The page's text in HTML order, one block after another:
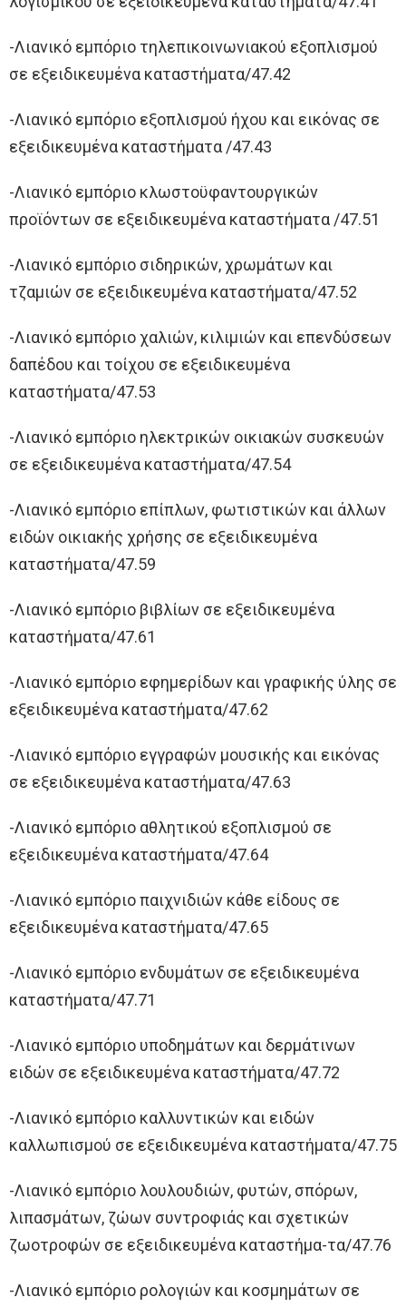
-Λιανικό εμπόριο τηλεπικοινωνιακού εξοπλισμού
σε εξειδικευμένα καταστήματα/47.42
-Λιανικό εμπόριο εξοπλισμού ήχου και εικόνας σε
εξειδικευμένα καταστήματα /47.43
-Λιανικό εμπόριο κλωστοϋφαντουργικών
προϊόντων σε εξειδικευμένα καταστήματα /47.51
-Λιανικό εμπόριο σιδηρικών, χρωμάτων και
τζαμιών σε εξειδικευμένα καταστήματα/47.52
-Λιανικό εμπόριο χαλιών, κιλιμιών και επενδύσεων
δαπέδου και τοίχου σε εξειδικευμένα
καταστήματα/47.53
-Λιανικό εμπόριο ηλεκτρικών οικιακών συσκευών
σε εξειδικευμένα καταστήματα/47.54
-Λιανικό εμπόριο επίπλων, φωτιστικών και άλλων
ειδών οικιακής χρήσης σε εξειδικευμένα
καταστήματα/47.59
-Λιανικό εμπόριο βιβλίων σε εξειδικευμένα
καταστήματα/47.61
-Λιανικό εμπόριο εφημερίδων και γραφικής ύλης σε
εξειδικευμένα καταστήματα/47.62
-Λιανικό εμπόριο εγγραφών μουσικής και εικόνας
σε εξειδικευμένα καταστήματα/47.63
-Λιανικό εμπόριο αθλητικού εξοπλισμού σε
εξειδικευμένα καταστήματα/47.64
-Λιανικό εμπόριο παιχνιδιών κάθε είδους σε
εξειδικευμένα καταστήματα/47.65
-Λιανικό εμπόριο ενδυμάτων σε εξειδικευμένα
καταστήματα/47.71
-Λιανικό εμπόριο υποδημάτων και δερμάτινων
ειδών σε εξειδικευμένα καταστήματα/47.72
-Λιανικό εμπόριο καλλυντικών και ειδών
καλλωπισμού σε εξειδικευμένα καταστήματα/47.75
-Λιανικό εμπόριο λουλουδιών, φυτών, σπόρων,
λιπασμάτων, ζώων συντροφιάς και σχετικών
ζωοτροφών σε εξειδικευμένα καταστήμα-τα/47.76
-Λιανικό εμπόριο ρολογιών και κοσμημάτων σε